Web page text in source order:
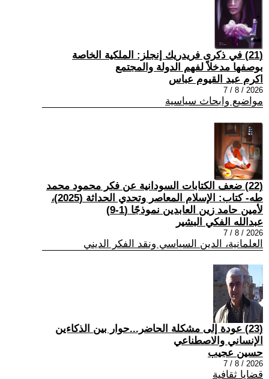
(21) في ذكرى فريدريك إنجلز: الملكية الخاصة
بوصفها مدخلاً لفهم الدولة والمجتمع
اكرم عبد القيوم عباس
2026 / 8 / 7
مواضيع وابحاث سياسية
(22) ضعف الكتابات السودانية عن فكر محمود محمد
طه- كتاب: الإسلام المعاصر وتحدي الحداثة (2025)،
لأمين حامد زين العابدين نموذجًا (1-9)
عبدالله الفكي البشير
2026 / 8 / 7
العلمانية، الدين السياسي ونقد الفكر الديني
(23) عودة إلى مشكلة الحاضر...حوار بين الذكاءين
الإنساني والاصطناعي
حسين عجيب
2026 / 8 / 7
قضايا ثقافية